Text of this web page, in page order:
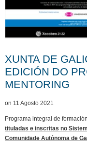
XUNTA DE
EDICIÓN DO
MENTORING
on 11 Agosto 2021
Programa integral de
tituladas e inscritas no
Comunidade Autónoma de